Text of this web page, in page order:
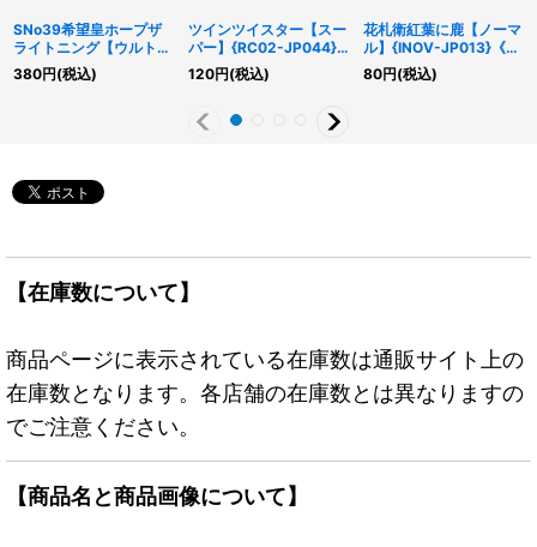
SNo39希望皇ホープザ
ライトニング【ウルト
ラ】{NCF1-JP137}《エ
クシーズ》
380円(税込)
ツインツイスター【スー
パー】{RC02-JP044}
《魔法》
120円(税込)
花札衛紅葉に鹿【ノーマ
ル】{INOV-JP013}《モ
ンスター》
80円(税込)
【在庫数について】
商品ページに表示されている在庫数は通販サイト上の
在庫数となります。各店舗の在庫数とは異なりますの
でご注意ください。
【商品名と商品画像について】